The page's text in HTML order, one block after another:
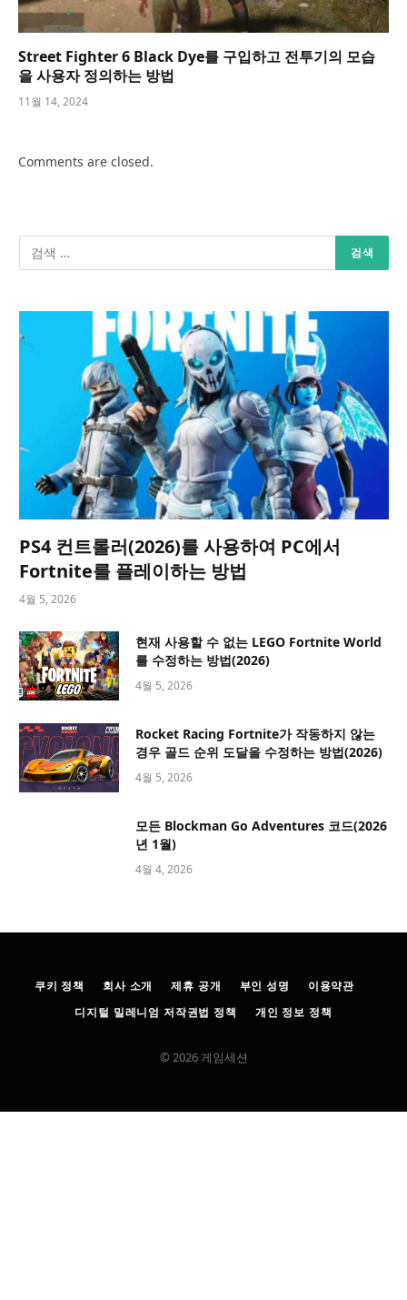
Street Fighter 6 Black Dye를 구입하고 전투기의 모습
을 사용자 정의하는 방법
11월 14, 2024
Comments are closed.
PS4 컨트롤러(2026)를 사용하여 PC에서
Fortnite를 플레이하는 방법
4월 5, 2026
현재 사용할 수 없는 LEGO Fortnite World
를 수정하는 방법(2026)
4월 5, 2026
Rocket Racing Fortnite가 작동하지 않는
경우 골드 순위 도달을 수정하는 방법(2026)
4월 5, 2026
모든 Blockman Go Adventures 코드(2026
년 1월)
4월 4, 2026
쿠키 정책 회사 소개 제휴 공개 부인 성명
이용약관
디지털 밀레니엄 저작권법 정책
개인 정보 정책
© 2026 게임세션